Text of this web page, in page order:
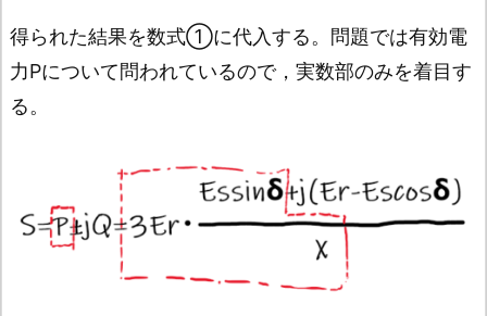
得られた結果を数式➀に代入する。問題では有効電
力Pについて問われているので，実数部のみを着目す
る。